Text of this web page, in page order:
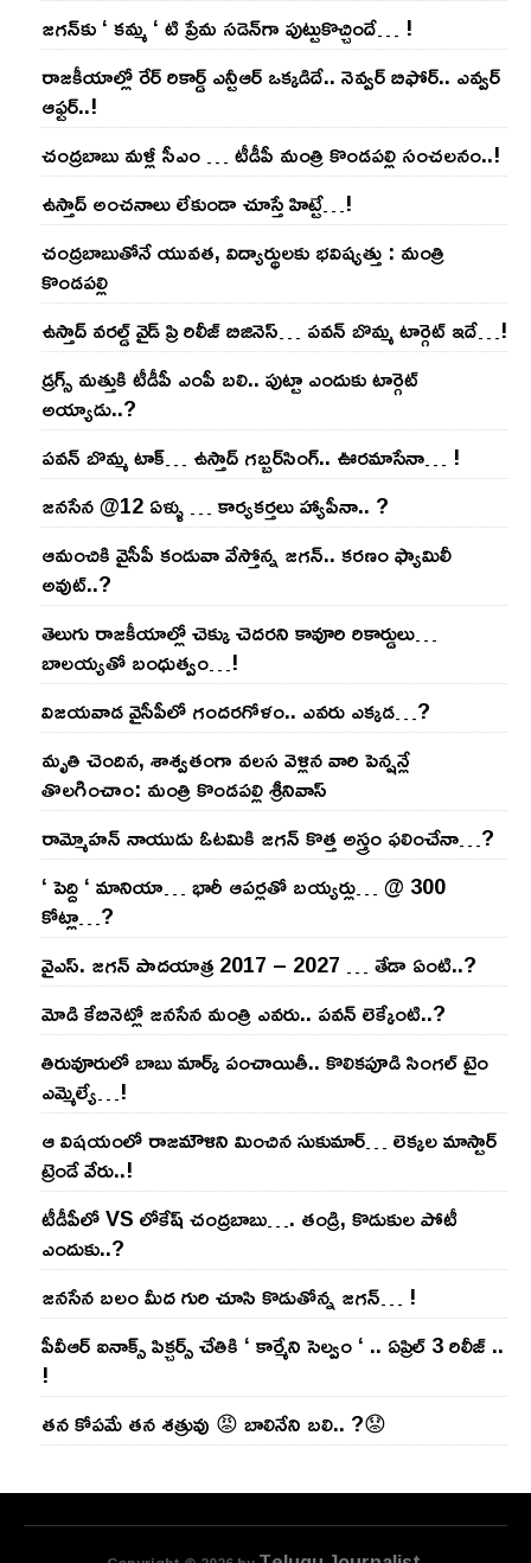
జ‌గ‌న్‌కు ‘ క‌మ్మ ‘ టి ప్రేమ స‌డెన్‌గా పుట్టుకొచ్చిందే… !
రాజ‌కీయాల్లో రేర్ రికార్డ్ ఎన్టీఆర్ ఒక్క‌డిదే.. నెవ్వ‌ర్ బిఫోర్‌.. ఎవ్వ‌ర్
ఆఫ్ట‌ర్‌..!
చంద్ర‌బాబు మ‌ళ్లీ సీఎం … టీడీపీ మంత్రి కొండ‌ప‌ల్లి సంచ‌ల‌నం..!
ఉస్తాద్ అంచ‌నాలు లేకుండా చూస్తే హిట్టే…!
చంద్ర‌బాబుతోనే యువ‌త‌, విద్యార్థుల‌కు భ‌విష్య‌త్తు : మంత్రి
కొండ‌ప‌ల్లి
ఉస్తాద్ వ‌ర‌ల్డ్ వైడ్ ప్రి రిలీజ్ బిజినెస్‌… ప‌వ‌న్ బొమ్మ టార్గెట్ ఇదే…!
డ్రగ్స్ మత్తుకి టీడీపీ ఎంపీ బలి.. పుట్టా ఎందుకు టార్గెట్
అయ్యాడు..?
ప‌వ‌న్ బొమ్మ టాక్‌… ఉస్తాద్ గ‌బ్బ‌ర్‌సింగ్‌.. ఊర‌మాసేనా… !
జనసేన @12 ఏళ్ళు … కార్యకర్తలు హ్యాపీనా.. ?
ఆమంచికి వైసీపీ కండువా వేస్తోన్న జ‌గ‌న్‌.. క‌ర‌ణం ఫ్యామిలీ
అవుట్‌..?
తెలుగు రాజ‌కీయాల్లో చెక్కు చెద‌ర‌ని కావూరి రికార్డులు…
బాల‌య్యతో బంధుత్వం…!
విజ‌య‌వాడ వైసీపీలో గంద‌ర‌గోళం.. ఎవ‌రు ఎక్క‌డ‌…?
మృతి చెందిన, శాశ్వతంగా వలస వెళ్లిన వారి పెన్ష‌న్లే
తొల‌గించాం: మంత్రి కొండపల్లి శ్రీనివాస్
రామ్మోహ‌న్ నాయుడు ఓట‌మికి జ‌గ‌న్ కొత్త అస్త్రం ఫ‌లించేనా…?
‘ పెద్ది ‘ మానియా… భారీ ఆప‌ర్ల‌తో బ‌య్య‌ర్లు… @ 300
కోట్లా…?
వైఎస్‌. జ‌గ‌న్ పాద‌యాత్ర 2017 – 2027 … తేడా ఏంటి..?
మోడి కేబినెట్లో జ‌నసేన మంత్రి ఎవ‌రు.. ప‌వ‌న్ లెక్కేంటి..?
తిరువూరులో బాబు మార్క్ పంచాయితీ.. కొలిక‌పూడి సింగ‌ల్ టైం
ఎమ్మెల్యే…!
ఆ విష‌యంలో రాజ‌మౌళిని మించిన సుకుమార్‌… లెక్క‌ల మాస్టార్
ట్రెండే వేరు..!
టీడీపీలో VS లోకేష్ చంద్ర‌బాబు…. తండ్రి, కొడుకుల పోటీ
ఎందుకు..?
జ‌న‌సేన బ‌లం మీద గురి చూసి కొడుతోన్న జ‌గ‌న్‌… !
పీవీఆర్ ఐనాక్స్ పిక్చర్స్ చేతికి ‘ కార్మేని సెల్వం ‘ .. ఏప్రిల్ 3 రిలీజ్ ..
!
తన కోపమే తన శత్రువు 😡 బాలినేని బలి.. ?😟